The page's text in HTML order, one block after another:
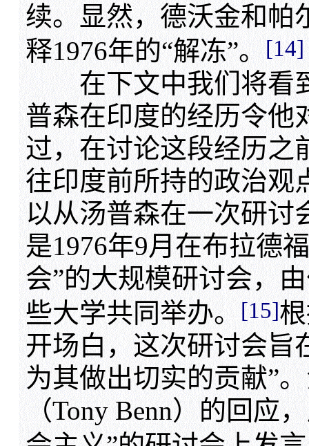
续。显然，德沃金和帕
释1976年的“解冻”。
[14]
在下文中我们将看到
普森在印度的经历令他
过，在讨论这段经历之
往印度前所持的政治观
以从汤普森在一次研讨
是1976年9月在布拉德
会”的大规模研讨会，
些大学共同举办。
[15]
开场白，这次研讨会旨
为其做出切实的贡献”
（Tony Benn）的回应